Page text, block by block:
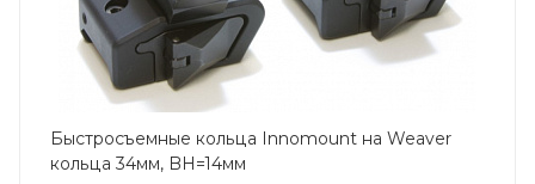
Быстросъемные кольца Innomount на Weaver
кольца 34мм, BH=14мм